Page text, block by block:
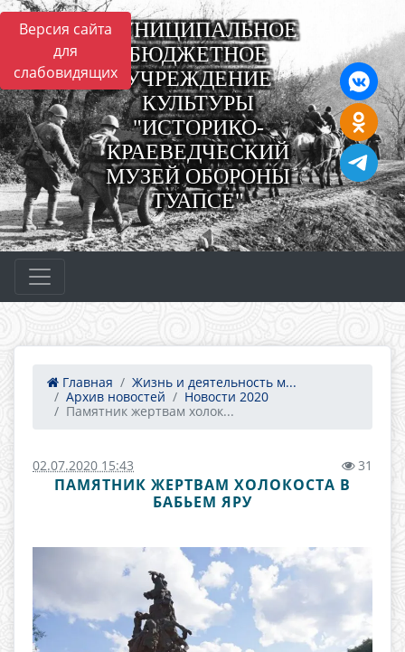
Версия сайта
для
слабовидящих
МУНИЦИПАЛЬНОЕ
БЮДЖЕТНОЕ
УЧРЕЖДЕНИЕ
КУЛЬТУРЫ
"ИСТОРИКО-
КРАЕВЕДЧЕСКИЙ
МУЗЕЙ ОБОРОНЫ
ТУАПСЕ"
Главная
Жизнь и деятельность м...
Архив новостей
Новости 2020
Памятник жертвам холок...
02.07.2020 15:43 31
ПАМЯТНИК ЖЕРТВАМ ХОЛОКОСТА В
БАБЬЕМ ЯРУ